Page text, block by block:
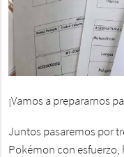
¡Vamos a prepararnos
Juntos pasaremos por
Pokémon con